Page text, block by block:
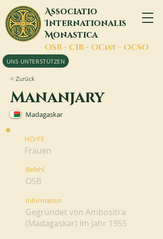
Associatio
Internationalis
Monastica
OSB - CIB - OCist - OCSO
UNS UNTERSTÜTZEN
< Zurück
Mananjary
Madagaskar
HO/FE
Frauen
Befehl
OSB
Information
Gegründet von Ambositra
(Madagaskar) Im Jahr 1955